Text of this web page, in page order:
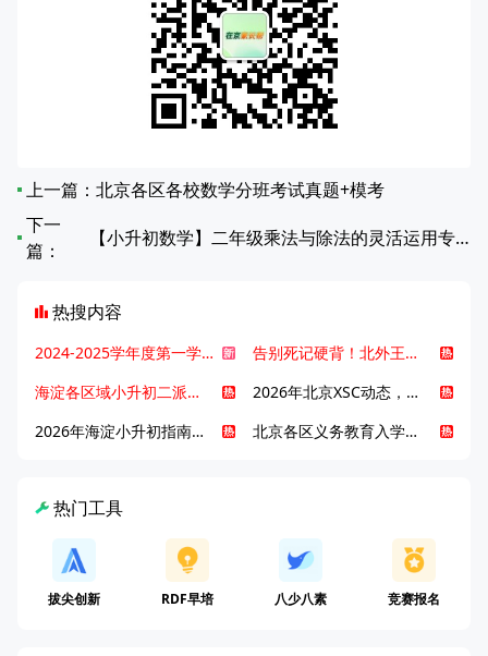
上一篇： 北京各区各校数学分班考试真题+模考
下一
篇：
【小升初数学】二年级乘法与除法的灵活运用专项练习
热搜内容
2024-2025学年度第一学期北京各区期末考试真题试卷汇总
告别死记硬背！北外王牌精读词汇课，帮孩子突破英语词汇难关
海淀各区域小升初二派全攻略合集！区域一至五志愿填报、升学策略详解
2026年北京XSC动态，持续更新中ing...
2026年海淀小升初指南，一文了解招生政策要点
北京各区义务教育入学咨询电话汇总，25年小升初家长提前收藏
热门工具
拔尖创新 RDF早培 八少八素 竞赛报名